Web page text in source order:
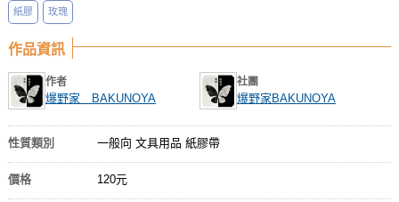
紙膠 玫瑰
作品資訊
作者
爆野家 BAKUNOYA
社團
爆野家BAKUNOYA
性質類別 一般向 文具用品 紙膠帶
價格 120元